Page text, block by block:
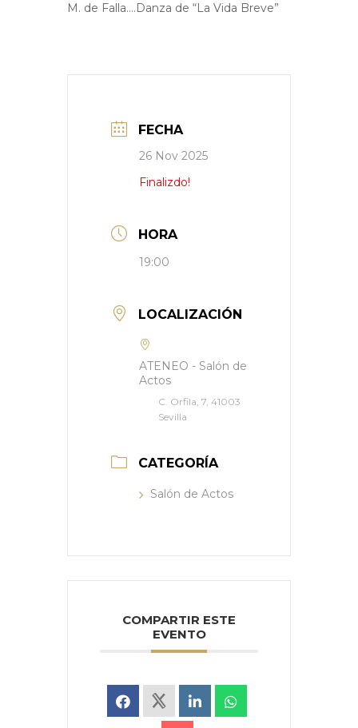
M. de Falla….Danza de “La Vida Breve”
FECHA
26 Nov 2025
Finalizdo!
HORA
19:00
LOCALIZACIÓN
ATENEO - Salón de
Actos
C. Orfila, 7, 41003
Sevilla
CATEGORÍA
Salón de Actos
COMPARTIR ESTE
EVENTO